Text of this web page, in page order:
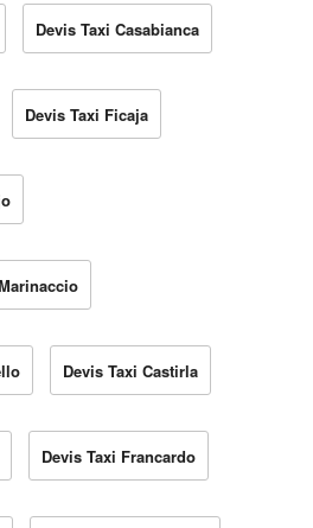
Devis Taxi Casabianca
Devis Taxi Ficaja
Devis Taxi Castirla
Devis Taxi Francardo